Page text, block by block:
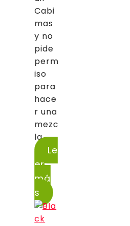
Cabi
mas
y no
pide
perm
iso
para
hace
r una
mezc
la...
Le
er
má
s